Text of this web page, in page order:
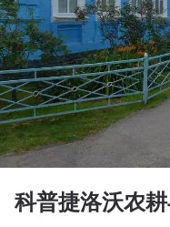
科普捷洛沃农